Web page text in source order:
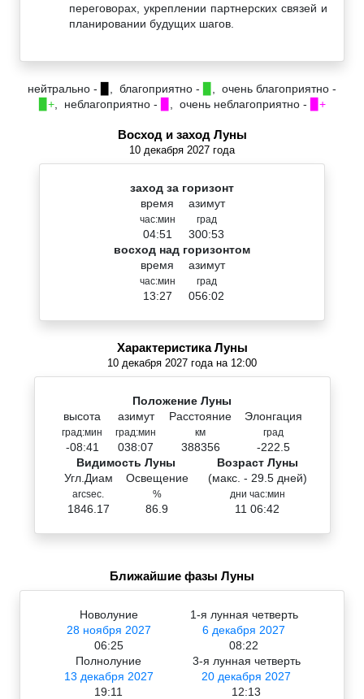
переговорах, укреплении партнерских связей и
планировании будущих шагов.
нейтрально - , благоприятно -
, очень благоприятно -
▉+, неблагоприятно - , очень неблагоприятно - ▉+
Восход и заход Луны
10 декабря 2027 года
заход за горизонт
время
час:мин
04:51
азимут
град
300:53
восход над горизонтом
время
час:мин
13:27
азимут
град
056:02
Характеристика Луны
10 декабря 2027 года на 12:00
Положение Луны
высота
град:мин
-08:41
азимут
град:мин
038:07
Расстояние
км
388356
Элонгация
град
-222.5
Видимость Луны
Угл.Диам
arcsec.
1846.17
Освещение
%
86.9
Возраст Луны
(макс. - 29.5 дней)
дни час:мин
11 06:42
Ближайшие фазы Луны
Новолуние
28 ноября 2027
06:25
1-я лунная четверть
6 декабря 2027
08:22
Полнолуние
13 декабря 2027
19:11
3-я лунная четверть
20 декабря 2027
12:13